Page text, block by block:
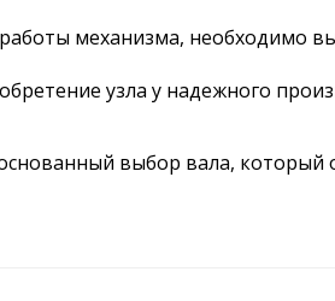
механизма, необходимо
узла у надежного
выбор вала,